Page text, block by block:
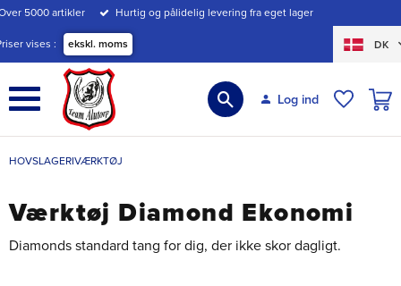
Menu
5000 artikler Hurtig og pålidelig levering fra eget lager
vises ekskl. moms DK
Log ind
HOVSLAGERIVÆRKTØJ
Værktøj Diamond Ekonomi
Diamonds standard tang for dig, der ikke skor dagligt.